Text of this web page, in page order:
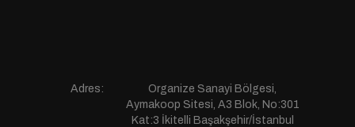
Adres:
Organize Sanayi Bölgesi,
Aymakoop Sitesi, A3 Blok, No:301
Kat:3 İkitelli Başakşehir/İstanbul